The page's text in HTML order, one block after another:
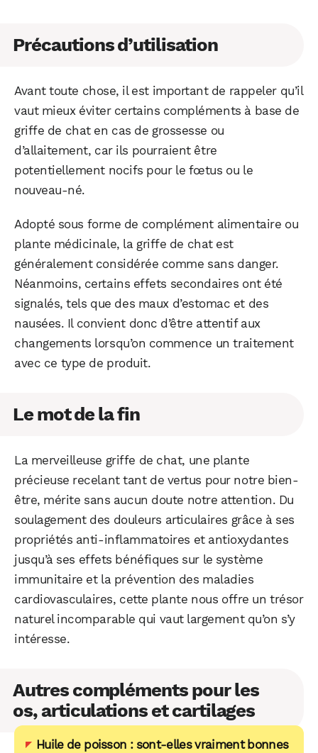
Précautions d’utilisation
Avant toute chose, il est important de rappeler qu’il
vaut mieux éviter certains compléments à base de
griffe de chat en cas de grossesse ou
d’allaitement, car ils pourraient être
potentiellement nocifs pour le fœtus ou le
nouveau-né.
Adopté sous forme de complément alimentaire ou
plante médicinale, la griffe de chat est
généralement considérée comme sans danger.
Néanmoins, certains effets secondaires ont été
signalés, tels que des maux d’estomac et des
nausées. Il convient donc d’être attentif aux
changements lorsqu’on commence un traitement
avec ce type de produit.
Le mot de la fin
La merveilleuse griffe de chat, une plante
précieuse recelant tant de vertus pour notre bien-
être, mérite sans aucun doute notre attention. Du
soulagement des douleurs articulaires grâce à ses
propriétés anti-inflammatoires et antioxydantes
jusqu’à ses effets bénéfiques sur le système
immunitaire et la prévention des maladies
cardiovasculaires, cette plante nous offre un trésor
naturel incomparable qui vaut largement qu’on s’y
intéresse.
Autres compléments pour les
os, articulations et cartilages
Huile de poisson : sont-elles vraiment bonnes